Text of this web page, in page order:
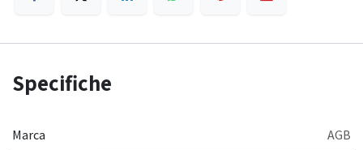
Specifiche
Marca AGB